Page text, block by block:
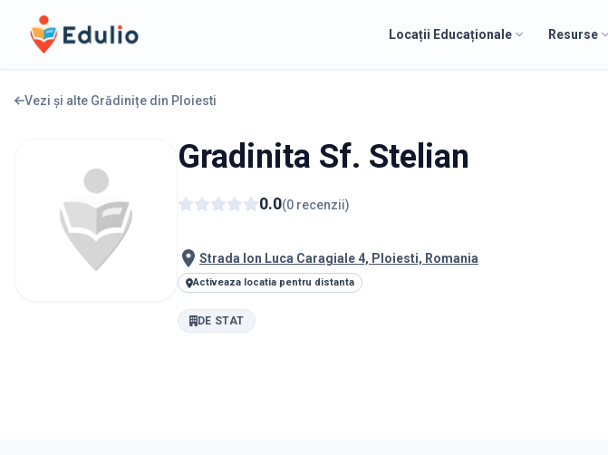
Edulio
Locații Educaționale Resurse
Vezi și alte Grădinițe din Ploiesti
Gradinita Sf. Stelian
0.0(0 recenzii)
Strada Ion Luca Caragiale 4, Ploiesti, Romania
Activeaza locatia pentru distanta
DE STAT